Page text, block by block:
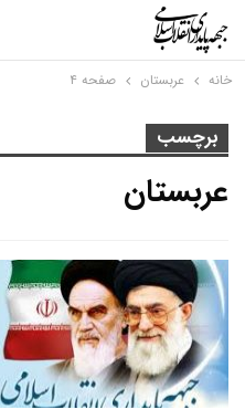
خانه عربستان صفحه ۴
برچسب
عربستان